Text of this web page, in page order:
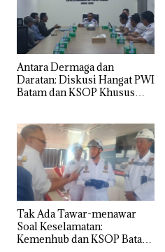
Antara Dermaga dan
Daratan: Diskusi Hangat PWI
Batam dan KSOP Khusus
Tak Ada Tawar-menawar
Soal Keselamatan:
Kemenhub dan KSOP Batam